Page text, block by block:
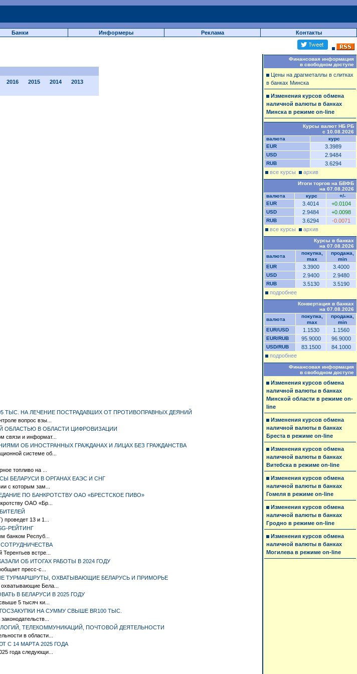
Банки Информеры Реклама Контакты
2016 2015 2014
2013
НА ЛЕЧЕНИЕ ПОСТРАДАВШИХ ОТ ПРОТИВОПРАВНЫХ ДЕЯНИЙ
вопрос взы...
ОБЛАСТЬЮ В ОБЛАСТИ ЦИФРОВИЗАЦИИ
связи и информат...
ОБ ИНОСТРАННЫХ ГРАЖДАНАХ И ЛИЦАХ БЕЗ ГРАЖДАНСТВА
системе об...
топливо на ...
БЕЛАРУСИ В ОРГАНАХ ЕАЭС И СНГ
с которым зам...
ПО БАНКРОТСТВУ ОАО «БРЕСТСКОЕ ПИВО»
ОАО «Бр...
13 и 1...
РЕЙТИНГ
банком Респуб...
встре...
ОБ ИТОГАХ РАБОТЫ В 2024 ГОДУ
пресс-с...
ТУРМАРШРУТЫ, ОХВАТЫВАЮЩИЕ БЕЛАРУСЬ И ПРИМОРЬЕ
Бела...
В БЕЛАРУСИ В 2025 ГОДУ
5 тысяч ки...
НА СУММУ СВЫШЕ BR100 ТЫС.
ТЕЛЕКОММУНИКАЦИЙ, ПОЧТОВОЙ ДЕЯТЕЛЬНОСТИ
в области...
14 МАРТА 2025 ГОДА
года следующи...
Финансовая информация
в свободном доступе
Цены на драгметаллы в слитках
в банках Минска
Изменения курсов обмена
наличной валюты в банках
Минска в режиме on-line
Курсы валют НБ РБ
с 10.08.2026
валюта
курс
EUR
3.3989
USD 2.9484
RUB
3.6294
все курсы
архив
Итоги торгов на БВФБ
на 07.08.2026
валюта
курс
+/-
EUR
3.4014 +0.0104
USD 2.9484 +0.0098
RUB 3.6294
-0.0071
все курсы
архив
Курсы в банках
на 07.08.2026
валюта
покупка,
max
продажа,
min
EUR
3.3900 3.4000
USD 2.9400 2.9480
RUB 3.5130
3.5190
подробнее
Конвертация в банках
на 07.08.2026
валюта
покупка,
max
продажа,
min
EUR/USD
1.1530 1.1560
EUR/RUB 95.9000 96.9000
USD/RUB 83.1500
84.1000
подробнее
Финансовая информация
в свободном доступе
Изменения курсов обмена
наличной валюты в банках
Минской области в режиме on-
line
Изменения курсов обмена
наличной валюты в банках
Бреста в режиме on-line
Изменения курсов обмена
наличной валюты в банках
Витебска в режиме on-line
Изменения курсов обмена
наличной валюты в банках
Гомеля в режиме on-line
Изменения курсов обмена
наличной валюты в банках
Гродно в режиме on-line
Изменения курсов обмена
наличной валюты в банках
Могилева в режиме on-line